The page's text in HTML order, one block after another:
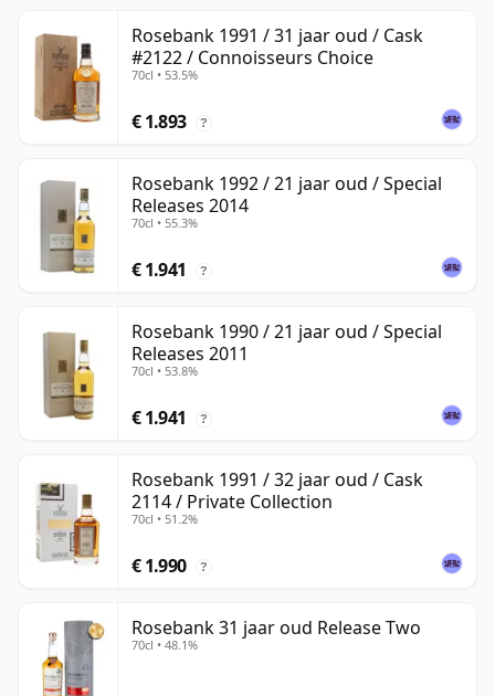
Rosebank 1991 / 31 jaar oud / Cask
#2122 / Connoisseurs Choice
70cl • 53.5%
€ 1.893 ?
Rosebank 1992 / 21 jaar oud / Special
Releases 2014
70cl • 55.3%
€ 1.941 ?
Rosebank 1990 / 21 jaar oud / Special
Releases 2011
70cl • 53.8%
€ 1.941 ?
Rosebank 1991 / 32 jaar oud / Cask
2114 / Private Collection
70cl • 51.2%
€ 1.990 ?
Rosebank 31 jaar oud Release Two
70cl • 48.1%